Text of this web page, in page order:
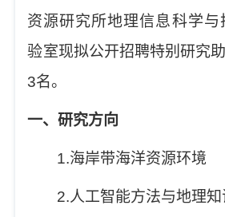
资源研究所地理信息科学与
验室现拟公开招聘特别研究助
3名。
一、研究方向
1.海岸带海洋资源环境
2.人工智能方法与地理